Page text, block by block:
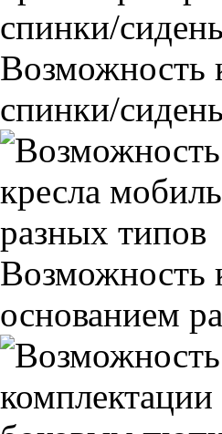
Возможность
спинки/
Возможность
основанием